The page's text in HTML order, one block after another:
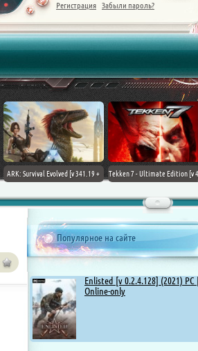
Регистрация Забыли пароль?
ARK: Survival Evolved [v 341.19 +
Tekken 7 - Ultimate Edition [v 4.22
Chovka
Популярное на сайте
Enlisted [v 0.2.4.128] (2021) PC |
Online-only